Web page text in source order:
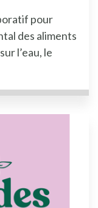
pour
des aliments
l’eau, le